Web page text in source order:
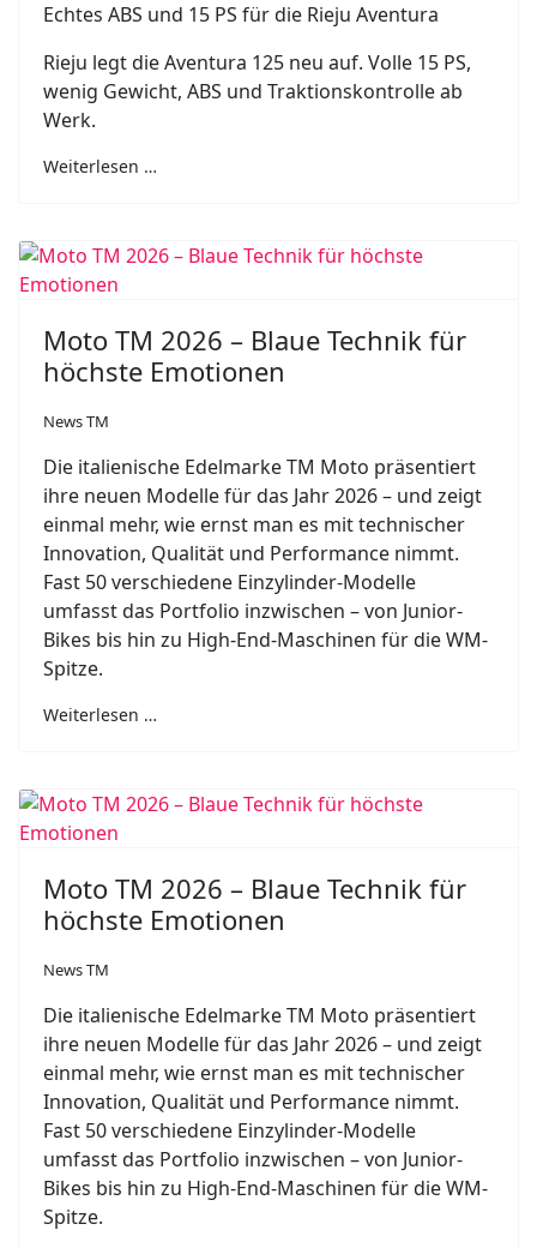
Echtes ABS und 15 PS für die Rieju Aventura
Rieju legt die Aventura 125 neu auf. Volle 15 PS,
wenig Gewicht, ABS und Traktionskontrolle ab
Werk.
Weiterlesen …
Moto TM 2026 – Blaue Technik für
höchste Emotionen
News TM
Die italienische Edelmarke TM Moto präsentiert
ihre neuen Modelle für das Jahr 2026 – und zeigt
einmal mehr, wie ernst man es mit technischer
Innovation, Qualität und Performance nimmt.
Fast 50 verschiedene Einzylinder-Modelle
umfasst das Portfolio inzwischen – von Junior-
Bikes bis hin zu High-End-Maschinen für die WM-
Spitze.
Weiterlesen …
Moto TM 2026 – Blaue Technik für
höchste Emotionen
News TM
Die italienische Edelmarke TM Moto präsentiert
ihre neuen Modelle für das Jahr 2026 – und zeigt
einmal mehr, wie ernst man es mit technischer
Innovation, Qualität und Performance nimmt.
Fast 50 verschiedene Einzylinder-Modelle
umfasst das Portfolio inzwischen – von Junior-
Bikes bis hin zu High-End-Maschinen für die WM-
Spitze.